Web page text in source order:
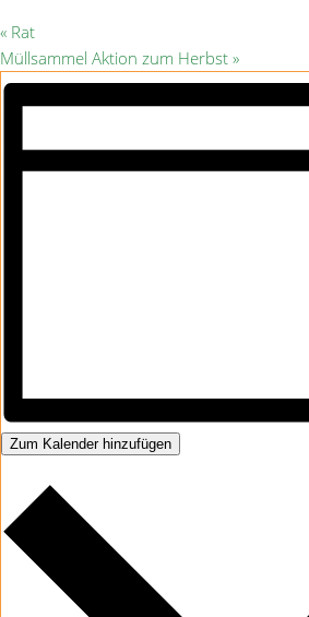
« Rat
Müllsammel Aktion zum Herbst »
Zum Kalender hinzufügen